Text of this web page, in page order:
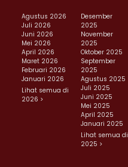
Agustus 2026
Juli 2026
Juni 2026
Mei 2026
April 2026
Maret 2026
Februari 2026
Januari 2026
Lihat semua di
2026 >
Desember
2025
November
2025
Oktober 2025
September
2025
Agustus 2025
Juli 2025
Juni 2025
Mei 2025
April 2025
Januari 2025
Lihat semua di
2025 >